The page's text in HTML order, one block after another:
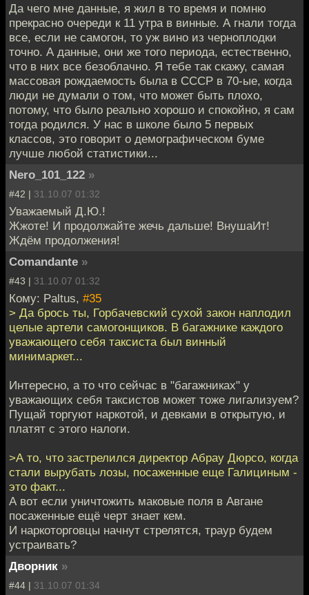
Да чего мне данные, я жил в то время и помню
прекрасно очереди к 11 утра в винные. А гнали тогда
все, если не самогон, то уж вино из черноплодки
точно. А данные, они же того периода, естественно,
что в них все безоблачно. Я тебе так скажу, самая
массовая рождаемость была в СССР в 70-ые, когда
люди не думали о том, что может быть плохо,
потому, что было реально хорошо и спокойно, я сам
тогда родился. У нас в школе было 5 первых
классов, это говорит о демографическом буме
лучше любой статистики...
Nero_101_122 »
#42 | 31.10.07 01:32
Уважаемый Д.Ю.!
Жжоте! И продолжайте жечь дальше! ВнушаИт!
Ждём продолжения!
Comandante »
#43 | 31.10.07 01:32
Кому: Paltus, #35
> Да брось ты, Горбачевский сухой закон наплодил
целые артели самогонщиков. В багажнике каждого
уважающего себя таксиста был винный
минимаркет...
Интересно, а то что сейчас в "багажниках" у
уважающих себя таксистов может тоже лигализуем?
Пущай торгуют наркотой, и девками в открытую, и
платят с этого налоги.
>А то, что застрелился директор Абрау Дюрсо, когда
стали вырубать лозы, посаженные еще Галициным -
это факт...
А вот если уничтожить маковые поля в Авгане
посаженные ещё черт знает кем.
И наркоторговцы начнут стрелятся, траур будем
устраивать?
Дворник »
#44 | 31.10.07 01:34